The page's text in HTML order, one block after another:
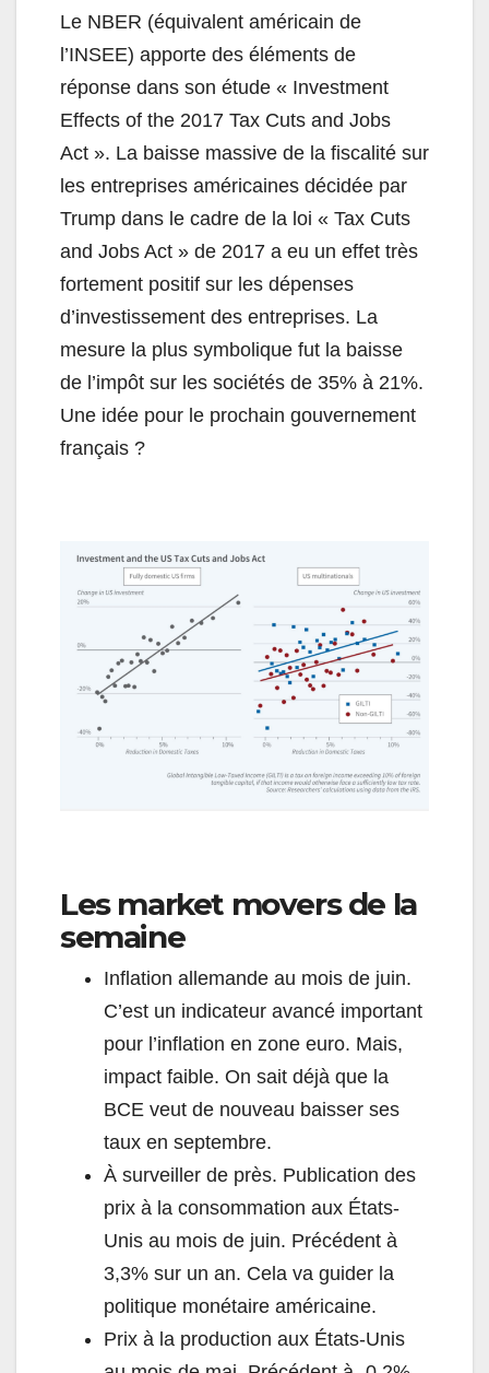
Le NBER (équivalent américain de
l’INSEE) apporte des éléments de
réponse dans son étude « Investment
Effects of the 2017 Tax Cuts and Jobs
Act ». La baisse massive de la fiscalité sur
les entreprises américaines décidée par
Trump dans le cadre de la loi « Tax Cuts
and Jobs Act » de 2017 a eu un effet très
fortement positif sur les dépenses
d’investissement des entreprises. La
mesure la plus symbolique fut la baisse
de l’impôt sur les sociétés de 35% à 21%.
Une idée pour le prochain gouvernement
français ?
Les market movers de la
semaine
Inflation allemande au mois de juin.
C’est un indicateur avancé important
pour l’inflation en zone euro. Mais,
impact faible. On sait déjà que la
BCE veut de nouveau baisser ses
taux en septembre.
À surveiller de près. Publication des
prix à la consommation aux États-
Unis au mois de juin. Précédent à
3,3% sur un an. Cela va guider la
politique monétaire américaine.
Prix à la production aux États-Unis